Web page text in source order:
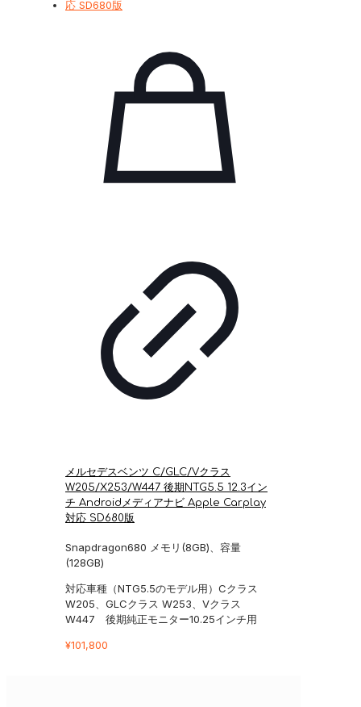
メルセデスベンツ C/GLC/Vクラス
W205/X253/W447 後期NTG5.5 12.3イン
チ Androidメディアナビ Apple Carplay
対応 SD680版
Snapdragon680 メモリ(8GB)、容量
(128GB)
対応車種（NTG5.5のモデル用）Cクラス
W205、GLCクラス W253、Vクラス
W447 後期純正モニター10.25インチ用
¥101,800